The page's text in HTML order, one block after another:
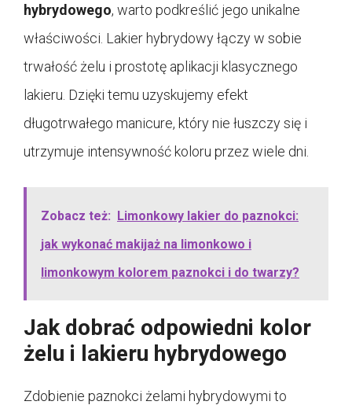
hybrydowego, warto podkreślić jego unikalne
właściwości. Lakier hybrydowy łączy w sobie
trwałość żelu i prostotę aplikacji klasycznego
lakieru. Dzięki temu uzyskujemy efekt
długotrwałego manicure, który nie łuszczy się i
utrzymuje intensywność koloru przez wiele dni.
Zobacz też: Limonkowy lakier do paznokci:
jak wykonać makijaż na limonkowo i
limonkowym kolorem paznokci i do twarzy?
Jak dobrać odpowiedni kolor
żelu i lakieru hybrydowego
Zdobienie paznokci żelami hybrydowymi to